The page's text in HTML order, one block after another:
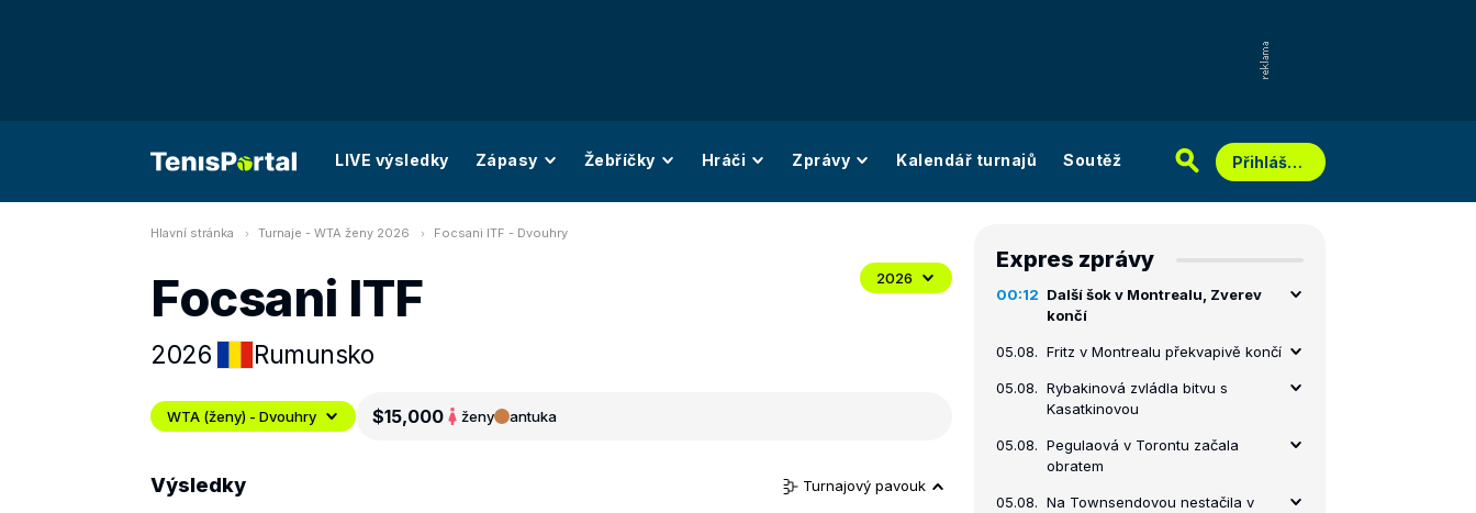
LIVE výsledky Zápasy Žebříčky Hráči Zprávy Kalendář turnajů Soutěž Přihlášení
Hlavní stránka Turnaje - WTA ženy 2026 Focsani ITF - Dvouhry
Focsani ITF
2026 Rumunsko
2026
WTA (ženy) - Dvouhry $15,000 ženy antuka
Výsledky Turnajový pavouk
Expres zprávy
00:12 Další šok v Montrealu, Zverev
končí
05.08. Fritz v Montrealu překvapivě končí
05.08. Rybakinová zvládla bitvu s
Kasatkinovou
05.08. Pegulaová v Torontu začala
obratem
05.08. Na Townsendovou nestačila v